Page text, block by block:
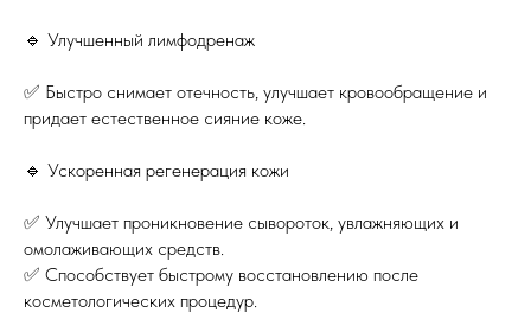
🔹 Улучшенный лимфодренаж
✅ Быстро снимает отечность, улучшает кровообращение и
придает естественное сияние коже.
🔹 Ускоренная регенерация кожи
✅ Улучшает проникновение сывороток, увлажняющих и
омолаживающих средств.
✅ Способствует быстрому восстановлению после
косметологических процедур.